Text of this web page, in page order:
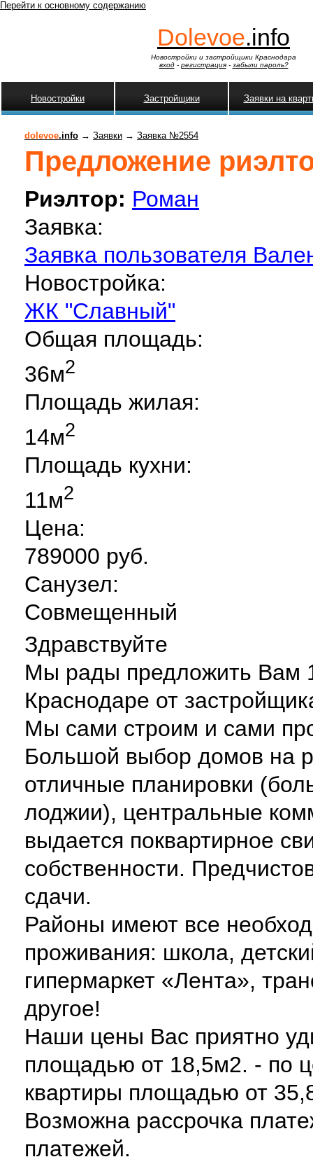
Перейти к основному содержанию
Dolevoe.info
Новостройки и застройщики Краснодара
вход- регистрация- забыли пароль?
Новостройки Застройщики Заявки на
dolevoe.info → Заявки → Заявка №2554
Предложение
Риэлтор: Роман
Заявка:
Заявка пользователя
Новостройка:
ЖК "Славный"
Общая площадь:
36м2
Площадь жилая:
14м2
Площадь кухни:
11м2
Цена:
789000 руб.
Санузел:
Совмещенный
Здравствуйте
Мы рады предложить Вам
Краснодаре от
Мы сами строим и сами
Большой выбор домов на
отличные планировки
лоджии), центральные
выдается поквартирное
собственности.
сдачи.
Районы имеют все
проживания: школа,
гипермаркет «Лента»,
другое!
Наши цены Вас приятно
площадью от 18,5м2. - по
квартиры площадью от
Возможна рассрочка
платежей.